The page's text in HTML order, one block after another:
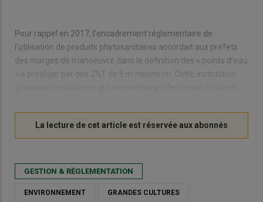
Pour rappel en 2017, l’encadrement réglementaire de
l’utilisation de produits phytosanitaires accordait aux préfets
des marges de manoeuvre dans la définition des « points d’eau
» à protéger par des ZNT de 5 m minimum. Cette instruction
GESTION & RÉGLEMENTATION
ENVIRONNEMENT GRANDES CULTURES